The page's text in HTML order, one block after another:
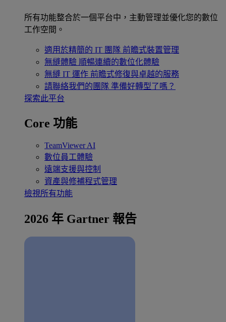
所有功能整合於一個平台中，主動管理並優化您的數位
工作空間。
適用於精簡的 IT 團隊 前瞻式裝置管理
無縫體驗 順暢連續的數位化體驗
無縫 IT 運作 前瞻式修復與卓越的服務
請聯絡我們的團隊 準備好轉型了嗎？
探索此平台
Core 功能
TeamViewer AI
數位員工體驗
遠端支援與控制
資產與修補程式管理
檢視所有功能
2026 年 Gartner 報告